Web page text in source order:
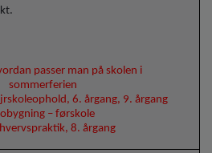
passer man på skolen i
sommerferien
6. årgang, 9. årgang
– førskole
8. årgang